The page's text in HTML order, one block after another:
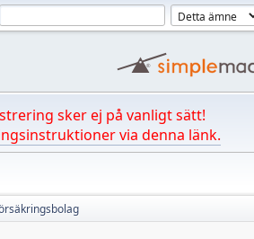
sker ej på vanligt sätt!
via denna länk.